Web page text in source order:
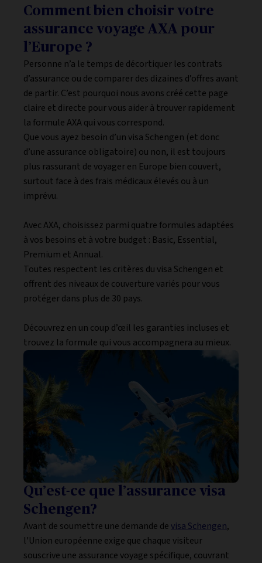
Comment bien choisir votre
assurance voyage AXA pour
l’Europe ?
Personne n’a le temps de décortiquer les contrats
d’assurance ou de comparer des dizaines d’offres avant
de partir. C’est pourquoi nous avons créé cette page
claire et directe pour vous aider à trouver rapidement
la formule AXA qui vous correspond.
Que vous ayez besoin d’un visa Schengen (et donc
d’une assurance obligatoire) ou non, il est toujours
plus rassurant de voyager en Europe bien couvert,
surtout face à des frais médicaux élevés ou à un
imprévu.
Avec AXA, choisissez parmi quatre formules adaptées
à vos besoins et à votre budget : Basic, Essential,
Premium et Annual.
Toutes respectent les critères du visa Schengen et
offrent des niveaux de couverture variés pour vous
protéger dans plus de 30 pays.
Découvrez en un coup d’œil les garanties incluses et
trouvez la formule qui vous accompagnera au mieux.
Qu’est-ce que l’assurance visa
Schengen?
Avant de soumettre une demande devisa Schengen,
l'Union européenne exige que chaque visiteur
souscrive une assurance voyage spécifique, couvrant